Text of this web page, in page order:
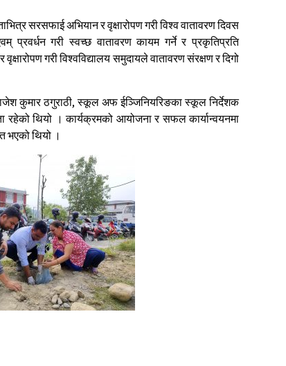
सरसफाई अभियान र वृक्षारोपण गरी विश्व वातावरण दिवस
प्रवर्धन गरी स्वच्छ वातावरण कायम गर्ने र प्रकृतिप्रति
गरी विश्वविद्यालय समुदायले वातावरण संरक्षण र दिगो
राजेश कुमार ठगुराठी, स्कूल अफ ईञ्जिनियरिङका स्कूल निर्देशक
रहेको थियो । कार्यक्रमको आयोजना र सफल कार्यान्वयनमा
भएको थियो ।